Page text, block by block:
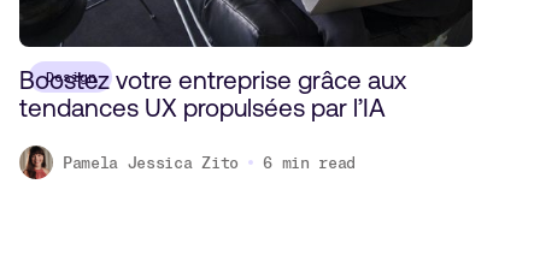
Design
Boostez votre entreprise grâce aux
tendances UX propulsées par l’IA
Pamela Jessica Zito 6 min read